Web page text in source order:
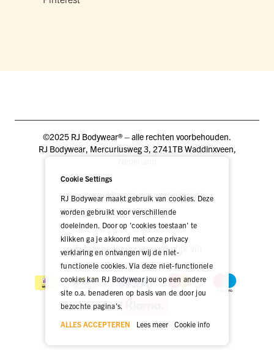
©2025 RJ Bodywear® – alle rechten voorbehouden.
RJ Bodywear, Mercuriusweg 3, 2741TB Waddinxveen,
BlogZakelijkPers VacaturesDEALER LOGIN
Betaal veilig én gemakkelijk via
Cookie Settings
RJ Bodywear maakt gebruik van cookies. Deze
worden gebruikt voor verschillende
doeleinden. Door op 'cookies toestaan' te
klikken ga je akkoord met onze privacy
verklaring en ontvangen wij de niet-
functionele cookies. Via deze niet-functionele
cookies kan RJ Bodywear jou op een andere
site o.a. benaderen op basis van de door jou
bezochte pagina's.
ALLES ACCEPTEREN
Lees meer Cookie info